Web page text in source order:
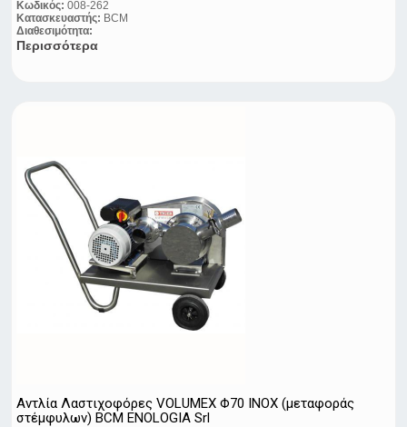
Κωδικός: 008-262
Κατασκευαστής: BCM
Διαθεσιμότητα:
Περισσότερα
Αντλία Λαστιχοφόρες VOLUMEX Φ70 ΙΝΟΧ (μεταφοράς
στέμφυλων) BCM ENOLOGIA Srl